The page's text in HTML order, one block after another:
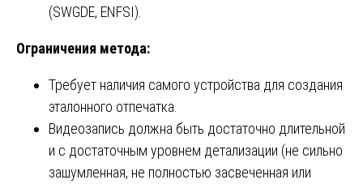
(SWGDE, ENFSI).
Ограничения метода:
Требует наличия самого устройства для создания
эталонного отпечатка.
Видеозапись должна быть достаточно длительной
и с достаточным уровнем детализации (не сильно
зашумленная, не полностью засвеченная или